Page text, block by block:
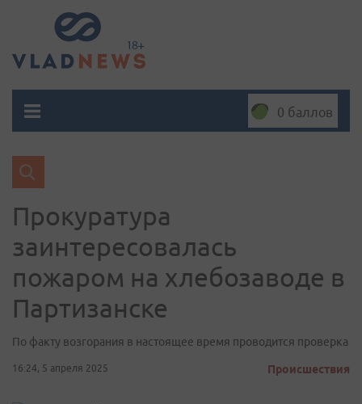
0 баллов
Прокуратура
заинтересовалась
пожаром на хлебозаводе в
Партизанске
По факту возгорания в настоящее время проводится проверка
16:24, 5 апреля 2025 Происшествия